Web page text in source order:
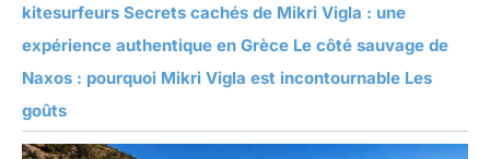
kitesurfeurs Secrets cachés de Mikri Vigla : une
expérience authentique en Grèce Le côté sauvage de
Naxos : pourquoi Mikri Vigla est incontournable Les
goûts